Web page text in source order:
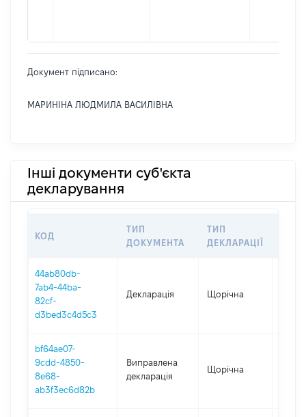
Документ підписано:
МАРИНІНА ЛЮДМИЛА ВАСИЛІВНА
Інші документи суб'єкта
декларування
КОД
ТИП
ДОКУМЕНТА
ТИП
ДЕКЛАРАЦІЇ
44ab80db-
7ab4-44ba-
82cf-
d3bed3c4d5c3
Декларація Щорічна
bf64ae07-
9cdd-4850-
8e68-
ab3f3ec6d82b
Виправлена
декларація
Щорічна